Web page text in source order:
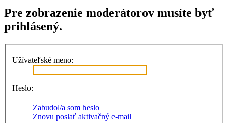
Pre zobrazenie moderátorov musíte byť
prihlásený.
Užívateľské meno:
Heslo:
Zabudol/a som heslo
Znovu poslať aktivačný e-mail